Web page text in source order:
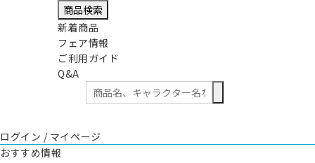
商品検索
新着商品
フェア情報
ご利用ガイド
Q&A
ログイン / マイページ
おすすめ情報